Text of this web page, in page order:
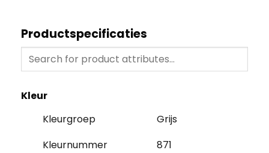
Productspecificaties
Kleur
Kleurgroep
Grijs
Kleurnummer
871